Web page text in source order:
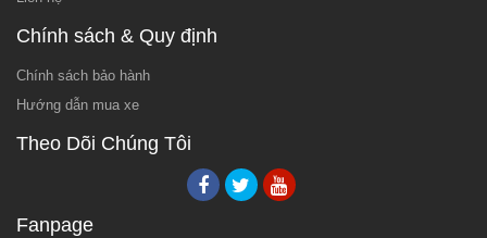
Chính sách & Quy định
Chính sách bảo hành
Hướng dẫn mua xe
Theo Dõi Chúng Tôi
Fanpage